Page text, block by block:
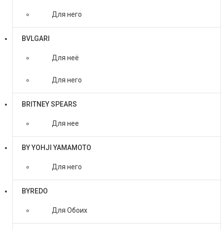
Для него
BVLGARI
Для неё
Для него
BRITNEY SPEARS
Для нее
BY YOHJI YAMAMOTO
Для него
BYREDO
Для Обоих